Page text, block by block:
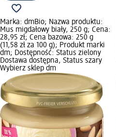
Marka: dmBio; Nazwa produktu:
Mus migdałowy biały, 250 g; Cena:
28,95 zł; Cena bazowa: 250 g
(11,58 zł za 100 g); Produkt marki
dm; Dostępność: Status zielony
Dostawa dostępna, Status szary
Wybierz sklep dm